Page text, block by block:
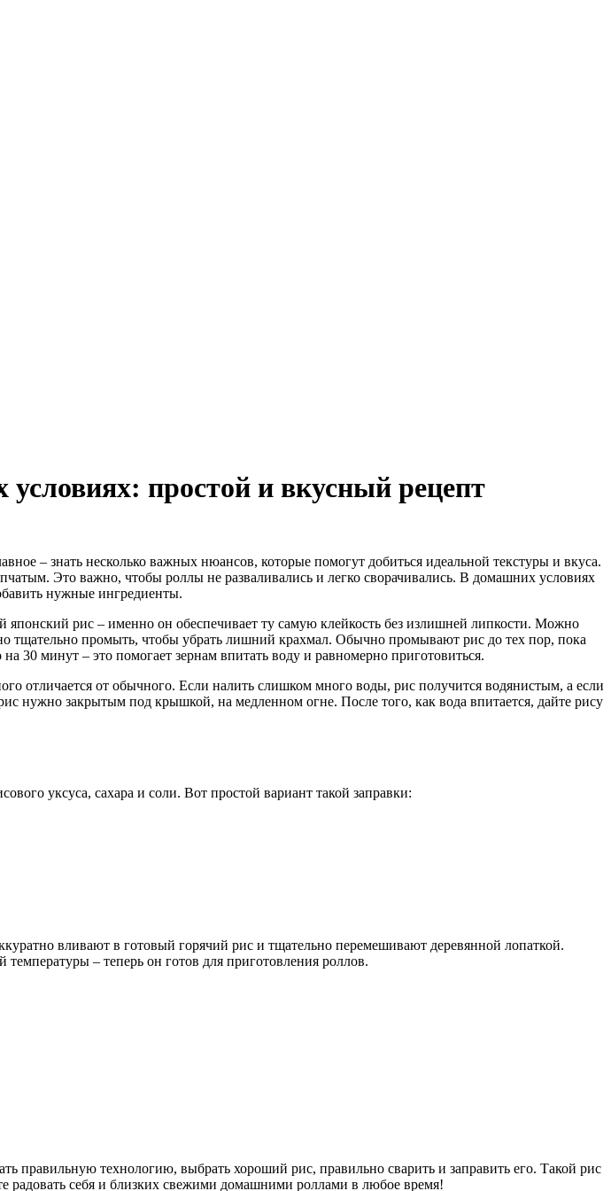
простой и вкусный рецепт
– знать несколько важных нюансов, которые помогут добиться идеальной текстуры и вкуса.
Это важно, чтобы роллы не разваливались и легко сворачивались. В домашних условиях
нужные ингредиенты.
рис – именно он обеспечивает ту самую клейкость без излишней липкости. Можно
тщательно промыть, чтобы убрать лишний крахмал. Обычно промывают рис до тех пор, пока
30 минут – это помогает зернам впитать воду и равномерно приготовиться.
отличается от обычного. Если налить слишком много воды, рис получится водянистым, а если
нужно закрытым под крышкой, на медленном огне. После того, как вода впитается, дайте рису
уксуса, сахара и соли. Вот простой вариант такой заправки:
вливают в готовый горячий рис и тщательно перемешивают деревянной лопаткой.
– теперь он готов для приготовления роллов.
правильную технологию, выбрать хороший рис, правильно сварить и заправить его. Такой рис
себя и близких свежими домашними роллами в любое время!